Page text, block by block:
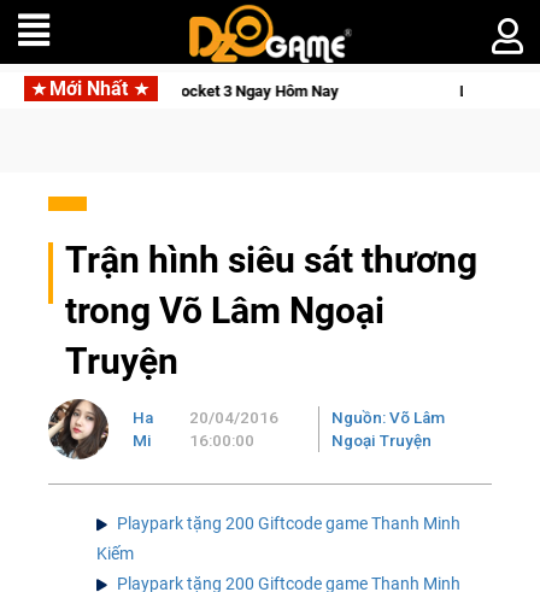
Mới Nhất
Pocket 3 Ngay Hôm Nay Lineage W – Quyền lực và tài
Trận hình siêu sát thương
trong Võ Lâm Ngoại
Truyện
Ha
Mi
20/04/2016
16:00:00
Nguồn: Võ Lâm
Ngoại Truyện
Playpark tặng 200 Giftcode game Thanh Minh
Kiếm
Playpark tặng 200 Giftcode game Thanh Minh